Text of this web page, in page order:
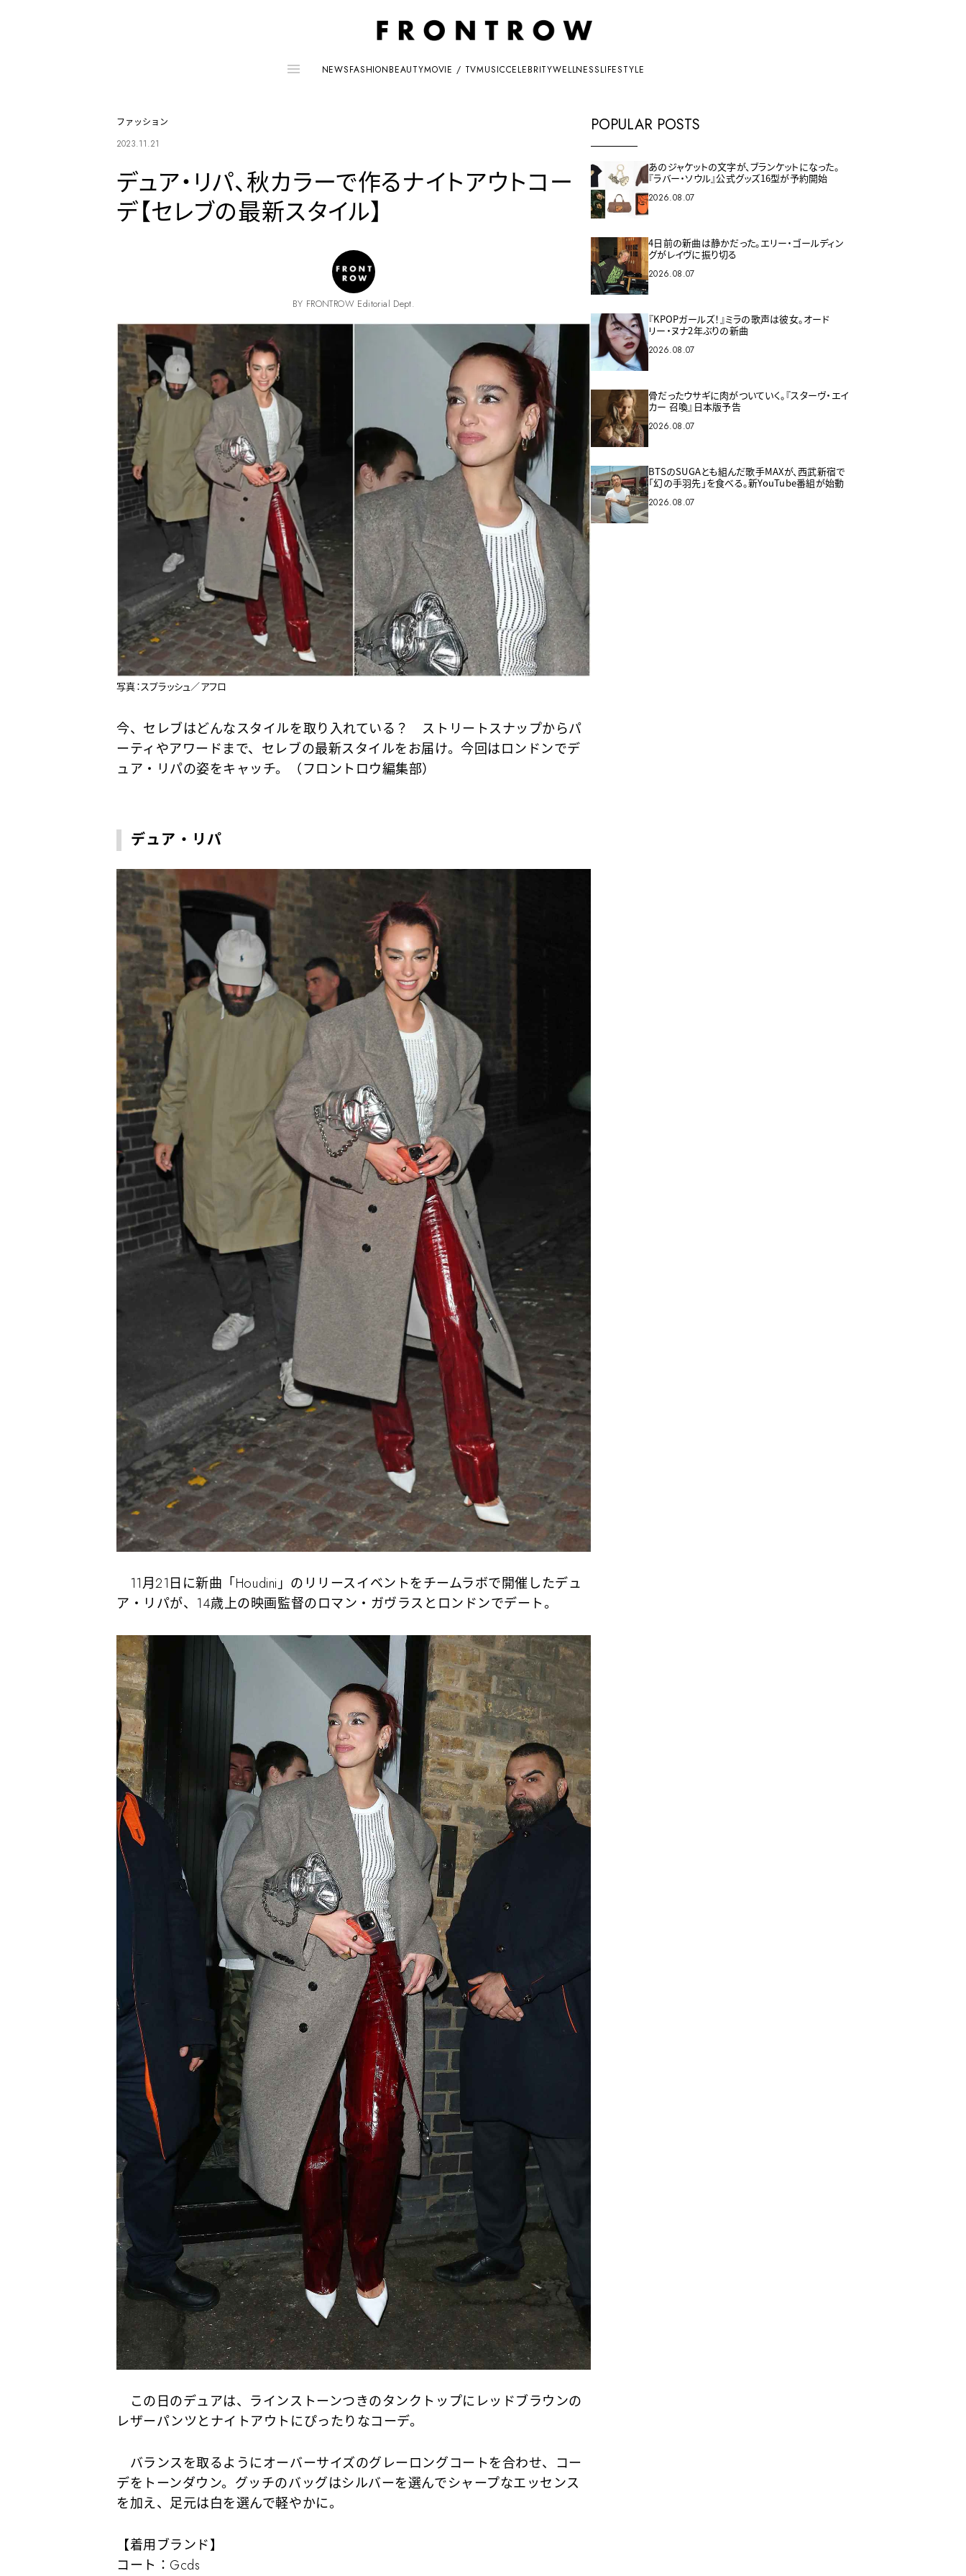
NEWSFASHIONBEAUTYMOVIE / TVMUSICCELEBRITYWELLNESSLIFESTYLE
ファッション
2023.11.21
デュア・リパ、秋カラーで作るナイトアウトコー
デ【セレブの最新スタイル】
BY FRONTROW Editorial Dept.
写真：スプラッシュ／アフロ
今、セレブはどんなスタイルを取り入れている？ ストリートスナップからパ
ーティやアワードまで、セレブの最新スタイルをお届け。今回はロンドンでデ
ュア・リパの姿をキャッチ。（フロントロウ編集部）
デュア・リパ
11月21日に新曲「Houdini」のリリースイベントをチームラボで開催したデュ
ア・リパが、14歳上の映画監督のロマン・ガヴラスとロンドンでデート。
この日のデュアは、ラインストーンつきのタンクトップにレッドブラウンの
レザーパンツとナイトアウトにぴったりなコーデ。
バランスを取るようにオーバーサイズのグレーロングコートを合わせ、コー
デをトーンダウン。グッチのバッグはシルバーを選んでシャープなエッセンス
を加え、足元は白を選んで軽やかに。
【着用ブランド】
コート：Gcds
POPULAR POSTS
あのジャケットの文字が、ブランケットになった。
『ラバー・ソウル』公式グッズ16型が予約開始
2026.08.07
4日前の新曲は静かだった。エリー・ゴールディン
グがレイヴに振り切る
2026.08.07
『KPOPガールズ！』ミラの歌声は彼女。オード
リー・ヌナ2年ぶりの新曲
2026.08.07
骨だったウサギに肉がついていく。『スターヴ・エイ
カー 召喚』日本版予告
2026.08.07
BTSのSUGAとも組んだ歌手MAXが、西武新宿で
「幻の手羽先」を食べる。新YouTube番組が始動
2026.08.07